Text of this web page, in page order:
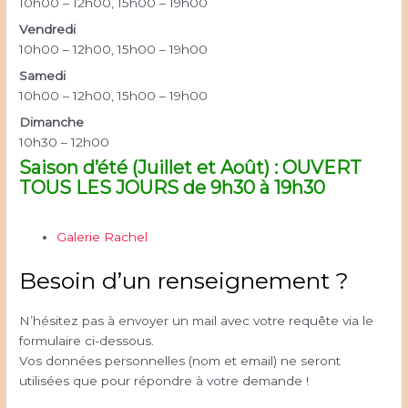
Vendredi
10h00 – 12h00, 15h00 – 19h00
Samedi
10h00 – 12h00, 15h00 – 19h00
Dimanche
10h30 – 12h00
Saison d’été (Juillet et Août) : OUVERT
TOUS LES JOURS de 9h30 à 19h30
Galerie Rachel
Besoin d’un renseignement ?
N’hésitez pas à envoyer un mail avec votre requête via le
formulaire ci-dessous.
Vos données personnelles (nom et email) ne seront
utilisées que pour répondre à votre demande !